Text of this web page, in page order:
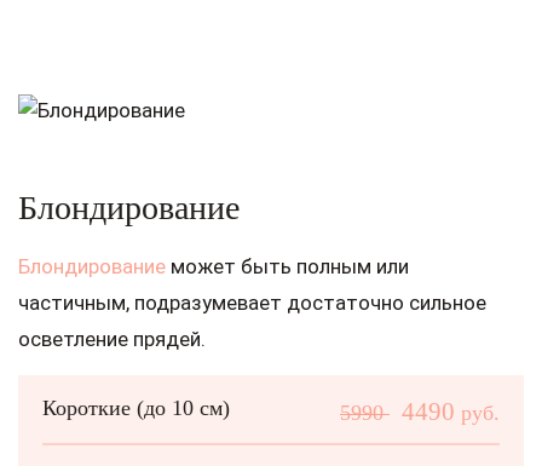
Блондирование
Блондирование может быть полным или
частичным, подразумевает достаточно сильное
осветление прядей.
Короткие (до 10 см) 5990 4490 руб.